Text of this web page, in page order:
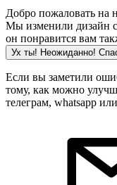
Добро пожаловать на
Мы изменили дизайн
он понравится вам
Ух ты! Неожиданно!
Если вы заметили
тому, как можно
телеграм, whatsapp